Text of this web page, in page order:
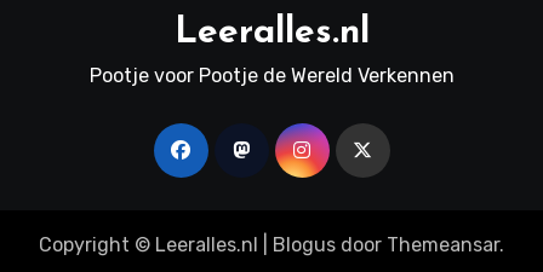
Leeralles.nl
Pootje voor Pootje de Wereld Verkennen
Copyright © Leeralles.nl Blogus door Themeansar.